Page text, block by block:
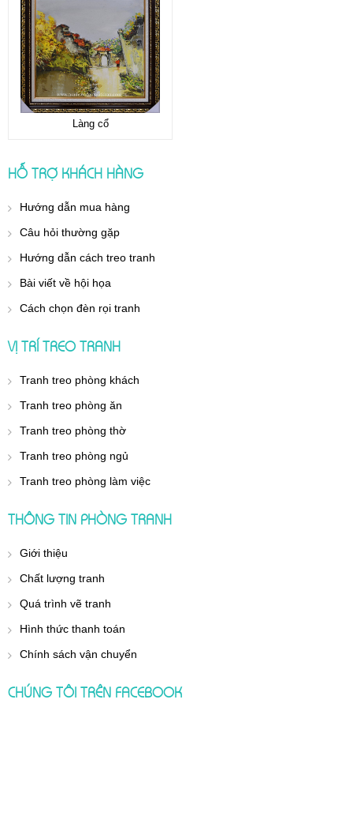
Làng cổ
HỖ TRỢ KHÁCH HÀNG
Hướng dẫn mua hàng
Câu hỏi thường gặp
Hướng dẫn cách treo tranh
Bài viết về hội họa
Cách chọn đèn rọi tranh
VỊ TRÍ TREO TRANH
Tranh treo phòng khách
Tranh treo phòng ăn
Tranh treo phòng thờ
Tranh treo phòng ngủ
Tranh treo phòng làm việc
THÔNG TIN PHÒNG TRANH
Giới thiệu
Chất lượng tranh
Quá trình vẽ tranh
Hình thức thanh toán
Chính sách vận chuyển
CHÚNG TÔI TRÊN FACEBOOK